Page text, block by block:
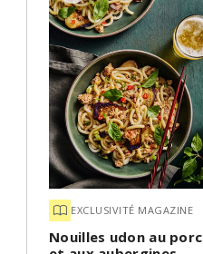
EXCLUSIVITÉ MAGAZINE
Nouilles udon au porc